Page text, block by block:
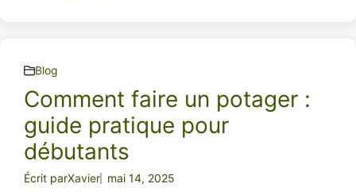
Blog
Comment faire un potager :
guide pratique pour
débutants
Écrit parXavier mai 14, 2025